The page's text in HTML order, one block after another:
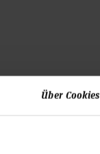
Über Cookies